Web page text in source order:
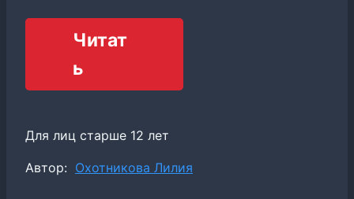
Читат
ь
Для лиц старше 12 лет
Метки
Автор: Охотникова Лилия